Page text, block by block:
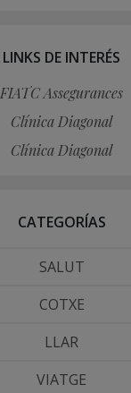
LINKS DE INTERÉS
FIATC Assegurances
Clínica Diagonal
Clínica Diagonal
CATEGORÍAS
SALUT
COTXE
LLAR
VIATGE